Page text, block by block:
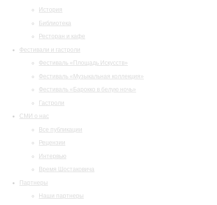
История
Библиотека
Ресторан и кафе
Фестивали и гастроли
Фестиваль «Площадь Искусств»
Фестиваль «Музыкальная коллекция»
Фестиваль «Барокко в белую ночь»
Гастроли
СМИ о нас
Все публикации
Рецензии
Интервью
Время Шостаковича
Партнеры
Наши партнеры